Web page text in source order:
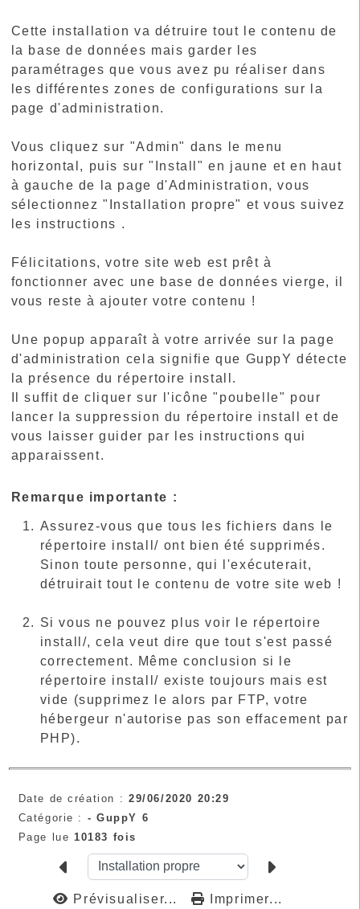
Cette installation va détruire tout le contenu de
la base de données mais garder les
paramétrages que vous avez pu réaliser dans
les différentes zones de configurations sur la
page d'administration.
Vous cliquez sur "Admin" dans le menu
horizontal, puis sur "Install" en jaune et en haut
à gauche de la page d'Administration, vous
sélectionnez "Installation propre" et vous suivez
les instructions .
Félicitations, votre site web est prêt à
fonctionner avec une base de données vierge, il
vous reste à ajouter votre contenu !
Une popup apparaît à votre arrivée sur la page
d'administration cela signifie que GuppY détecte
la présence du répertoire install.
Il suffit de cliquer sur l'icône "poubelle" pour
lancer la suppression du répertoire install et de
vous laisser guider par les instructions qui
apparaissent.
Remarque importante :
Assurez-vous que tous les fichiers dans le
répertoire install/ ont bien été supprimés.
Sinon toute personne, qui l'exécuterait,
détruirait tout le contenu de votre site web !
Si vous ne pouvez plus voir le répertoire
install/, cela veut dire que tout s'est passé
correctement. Même conclusion si le
répertoire install/ existe toujours mais est
vide (supprimez le alors par FTP, votre
hébergeur n'autorise pas son effacement par
PHP).
Date de création : 29/06/2020 20:29
Catégorie : - GuppY 6
Page lue 10183 fois
Prévisualiser... Imprimer...